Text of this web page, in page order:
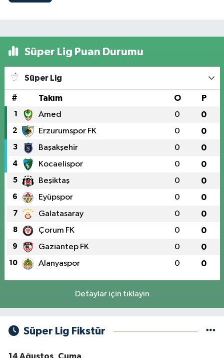
Süper Lig Puan Durumu
Süper Lig
# Takım O P
1 Amed 0 0
2 Erzurumspor FK 0 0
3 Başakşehir 0 0
4 Kocaelispor 0 0
5 Beşiktaş 0 0
6 Eyüpspor 0 0
7 Galatasaray 0 0
8 Çorum FK 0 0
9 Gaziantep FK 0 0
10 Alanyaspor 0 0
Detaylar için tıklayın
Süper Lig Fikstür
14 Ağustos, Cuma